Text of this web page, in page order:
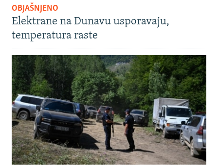
OBJAŠNJENO
Elektrane na Dunavu usporavaju,
temperatura raste